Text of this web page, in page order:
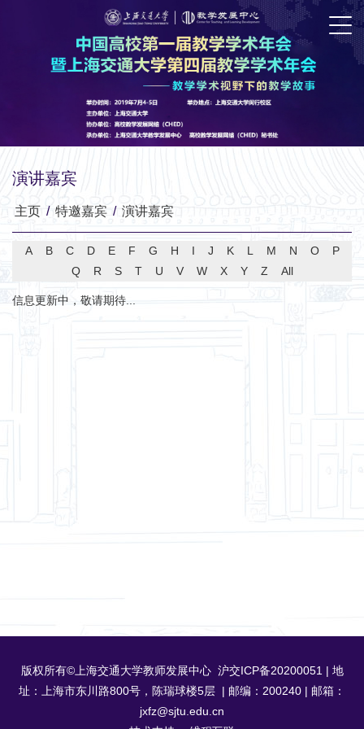
演讲嘉宾
主页 / 特邀嘉宾 / 演讲嘉宾
A B C D E F G H I J K L M N O
P
Q
R S T U V W X Y Z All
信息更新中，敬请期待...
版权所有©上海交通大学教师发展中心 沪交ICP备20200051 | 地
址：上海市东川路800号，陈瑞球楼5层 | 邮编：200240 | 邮箱：
jxfz@sjtu.edu.cn